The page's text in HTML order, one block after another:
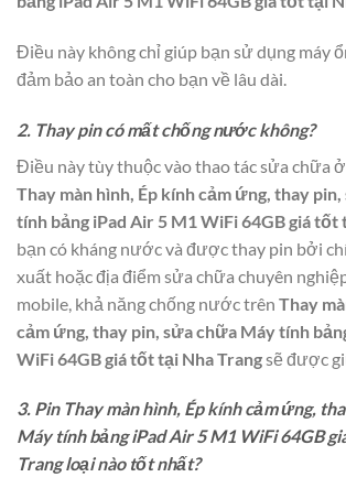
Điều này không chỉ giúp bạn sử dụng máy
đảm bảo an toàn cho bạn về lâu dài.
2. Thay pin có mất chống nước không?
Điều này tùy thuộc vào thao tác sửa chữa
Thay màn hình, Ép kính cảm ứng, thay
tính bảng iPad Air 5 M1 WiFi 64GB giá tốt
bạn có kháng nước và được thay pin bởi
xuất hoặc địa điểm sửa chữa chuyên
mobile, khả năng chống nước trên Thay
cảm ứng, thay pin, sửa chữa Máy tính
WiFi 64GB giá tốt tại Nha Trangsẽ được
3. Pin Thay màn hình, Ép kính cảm ứng,
Máy tính bảng iPad Air 5 M1 WiFi 64GB
Trang loại nào tốt nhất?